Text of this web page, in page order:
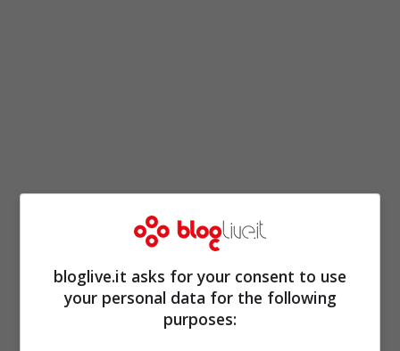
la ricetta delle penne agli
occorre, innanzitutto, mettere la
pentola dell’acqua salata per la pasta. Nel
frattempo pulite gliscampi. Togliete prima
le teste e mettetele da parte, privateli del
bloglive.it asks for your consent to use
your personal data for the following
purposes: